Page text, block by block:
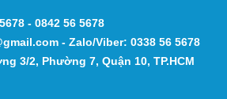
- 0842 56 5678
- Zalo/Viber: 0338 56 5678
3/2, Phường 7, Quận 10, TP.HCM